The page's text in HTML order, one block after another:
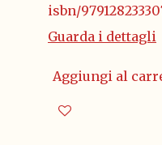
isbn/
Guarda i dettagli
Aggiungi al